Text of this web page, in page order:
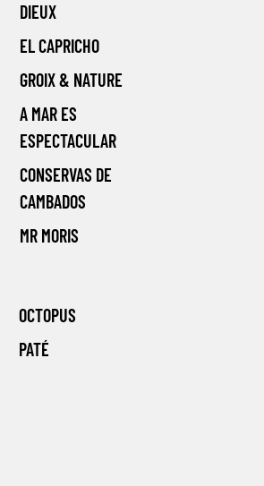
DIEUX
EL CAPRICHO
GROIX & NATURE
A MAR ES
ESPECTACULAR
CONSERVAS DE
CAMBADOS
MR MORIS
OCTOPUS
PATÉ